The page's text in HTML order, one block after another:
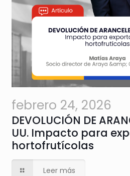
febrero 24, 2026
DEVOLUCIÓN DE
UU. Impacto para
hortofrutícolas
Leer más